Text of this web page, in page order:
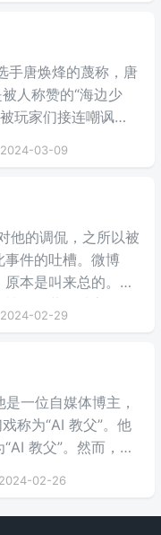
手唐焕烽的蔑称，唐
人称赞的“海边少
玩家们接连嘲讽
2024-03-09
他的调侃，之所以被
事件的吐槽。微博
本是叫来总的。因
把屏蔽敏感字的行
一称号。
2024-02-29
一位自媒体博主，
称为“AI 教父”。他
教父”。然而，质
2024-02-26